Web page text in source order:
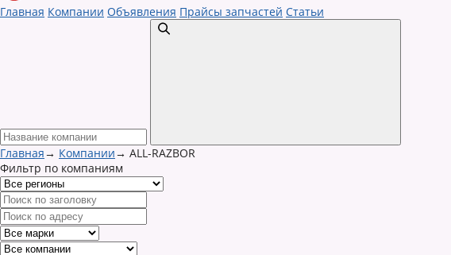
Главная Компании Объявления Прайсы запчастей Статьи
Главная→ Компании→ ALL-RAZBOR
Фильтр по компаниям